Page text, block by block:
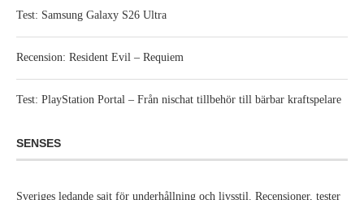
Test: Samsung Galaxy S26 Ultra
Recension: Resident Evil – Requiem
Test: PlayStation Portal – Från nischat tillbehör till bärbar kraftspelare
SENSES
Sveriges ledande sajt för underhållning och livsstil. Recensioner, tester